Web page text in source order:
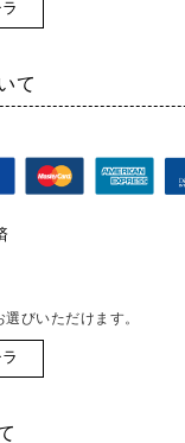
て
選びいただけます。